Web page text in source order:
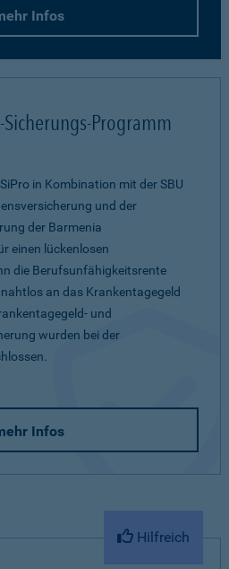
Infos
Programm
in Kombination mit der SBU
und der
der Barmenia
einen lückenlosen
die Berufsunfähigkeitsrente
an das Krankentagegeld
und
wurden bei der
Infos
Hilfreich